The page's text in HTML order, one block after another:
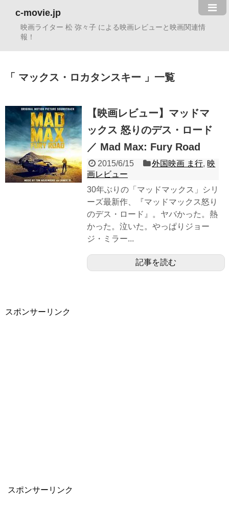
c-movie.jp
映画ライター 松 弥々子 による映画レビューと映画関連情
報！
マックス・ロカタンスキー 一覧
【映画レビュー】マッドマ
ックス 怒りのデス・ロード
／ Mad Max: Fury Road
2015/6/15 外国映画 ま行, 映
画レビュー
30︎年ぶりの「マッドマックス」シリ
ーズ最新作、『マッドマックス怒り
のデス・ロード』。ヤバかった。熱
かった。泣いた。やっぱりジョー
ジ・ミラー...
記事を読む
スポンサーリンク
スポンサーリンク